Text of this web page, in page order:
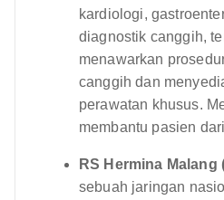
kardiologi,
diagnostik canggih,
menawarkan
canggih dan
perawatan khusus.
membantu pasien
RS Hermina
sebuah jaringan